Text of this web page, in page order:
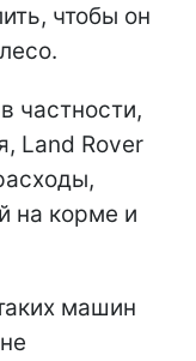
чтобы он
частности,
Land Rover
на корме и
машин